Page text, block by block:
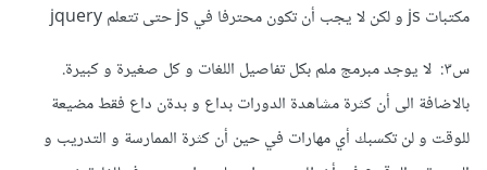
مكتبات js و لكن لا يجب أن تكون محترفا في js حتى تتعلم jquery
س٣: لا يوجد مبرمج ملم بكل تفاصيل اللغات و كل صغيرة و كبيرة.
بالاضافة الى أن كثرة مشاهدة الدورات بداع و بدةن داع فقط مضيعة
للوقت و لن تكسبك أي مهارات في حين أن كثرة الممارسة و التدريب و